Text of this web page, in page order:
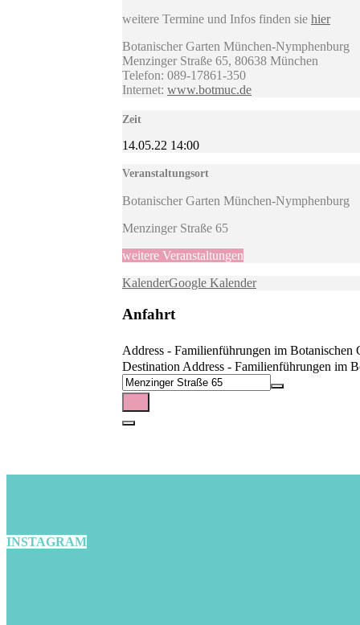
weitere Termine und Infos finden sie hier
Botanischer Garten München-Nymphenburg
Menzinger Straße 65, 80638 München
Telefon: 089-17861-350
Internet: www.botmuc.de
Zeit
14.05.22 14:00
Veranstaltungsort
Botanischer Garten München-Nymphenburg
Menzinger Straße 65
weitere Veranstaltungen
KalenderGoogle Kalender
Anfahrt
Address - Familienführungen im
Destination Address - Familienführungen im
INSTAGRAM